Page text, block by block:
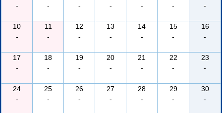
-
-
-
-
-
-
-
10
-
11
-
12
-
13
-
14
-
15
-
16
-
17
-
18
-
19
-
20
-
21
-
22
-
23
-
24
-
25
-
26
-
27
-
28
-
29
-
30
-